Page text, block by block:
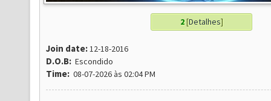
2[Detalhes]
Join date:12-18-2016
D.O.B: Escondido
Time: 08-07-2026 às 02:04 PM